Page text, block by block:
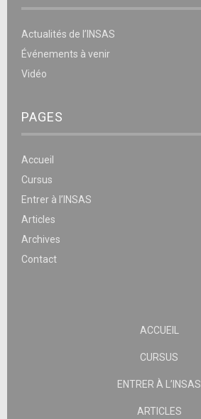
Actualités de l’INSAS
Événements à venir
Vidéo
PAGES
Accueil
Cursus
Entrer à l’INSAS
Articles
Archives
Contact
ACCUEIL
CURSUS
ENTRER À L’INSAS
ARTICLES